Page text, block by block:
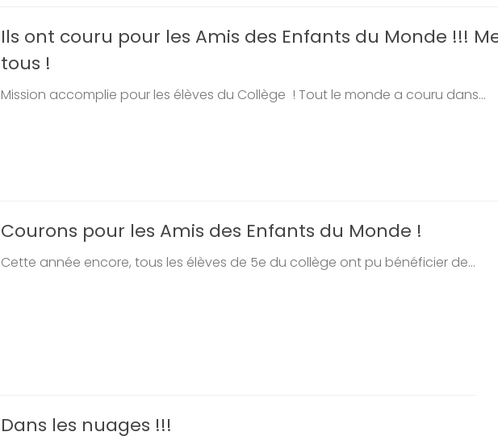
Ils ont couru pour les Amis des Enfants du Monde !!!
tous !
Mission accomplie pour les élèves du Collège ! Tout le monde a couru dans...
Courons pour les Amis des Enfants du Monde !
Cette année encore, tous les élèves de 5e du collège ont pu bénéficier de...
Dans les nuages !!!